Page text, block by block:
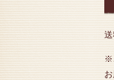
※